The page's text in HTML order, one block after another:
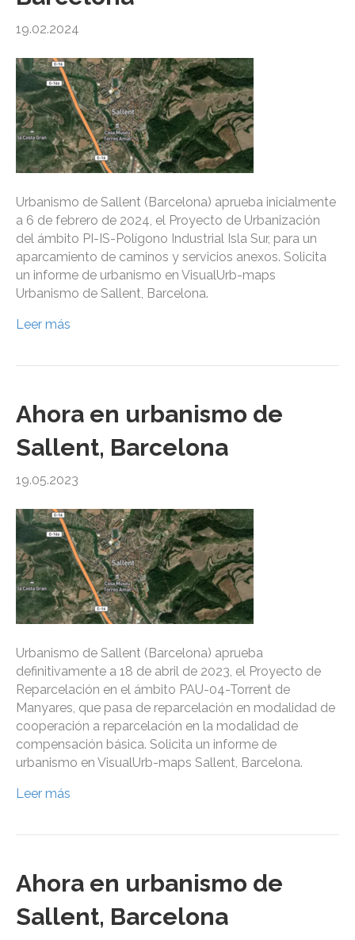
19.02.2024
Urbanismo de Sallent (Barcelona) aprueba inicialmente
a 6 de febrero de 2024, el Proyecto de Urbanización
del ámbito PI-IS-Polígono Industrial Isla Sur, para un
aparcamiento de caminos y servicios anexos. Solicita
un informe de urbanismo en VisualUrb-maps
Urbanismo de Sallent, Barcelona.
Leer más
Ahora en urbanismo de
Sallent, Barcelona
19.05.2023
Urbanismo de Sallent (Barcelona) aprueba
definitivamente a 18 de abril de 2023, el Proyecto de
Reparcelación en el ámbito PAU-04-Torrent de
Manyares, que pasa de reparcelación en modalidad de
cooperación a reparcelación en la modalidad de
compensación básica. Solicita un informe de
urbanismo en VisualUrb-maps Sallent, Barcelona.
Leer más
Ahora en urbanismo de
Sallent, Barcelona